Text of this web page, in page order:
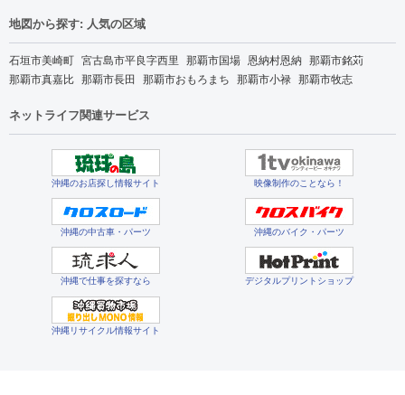
地図から探す: 人気の区域
石垣市美崎町 宮古島市平良字西里 那覇市国場 恩納村恩納 那覇市銘苅
那覇市真嘉比 那覇市長田 那覇市おもろまち 那覇市小禄 那覇市牧志
ネットライフ関連サービス
沖縄のお店探し情報サイト 映像制作のことなら！
沖縄の中古車・パーツ 沖縄のバイク・パーツ
沖縄で仕事を探すなら デジタルプリントショップ
沖縄リサイクル情報サイト